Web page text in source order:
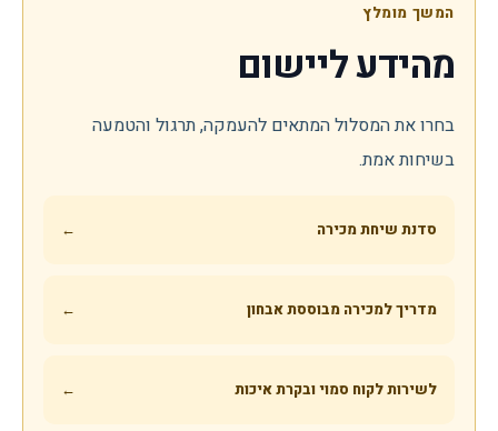
המשך מומלץ
מהידע ליישום
בחרו את המסלול המתאים להעמקה, תרגול והטמעה
בשיחות אמת.
סדנת שיחת מכירה ←
מדריך למכירה מבוססת אבחון ←
לשירות לקוח סמוי ובקרת איכות ←